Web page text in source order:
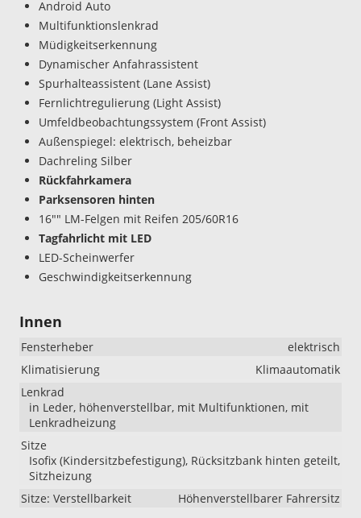
Android Auto
Multifunktionslenkrad
Müdigkeitserkennung
Dynamischer Anfahrassistent
Spurhalteassistent (Lane Assist)
Fernlichtregulierung (Light Assist)
Umfeldbeobachtungssystem (Front Assist)
Außenspiegel: elektrisch, beheizbar
Dachreling Silber
Rückfahrkamera
Parksensoren hinten
16"" LM-Felgen mit Reifen 205/60R16
Tagfahrlicht mit LED
LED-Scheinwerfer
Geschwindigkeitserkennung
Innen
Fensterheber
elektrisch
Klimatisierung
Klimaautomatik
Lenkrad
in Leder, höhenverstellbar, mit Multifunktionen, mit
Lenkradheizung
Sitze
Isofix (Kindersitzbefestigung), Rücksitzbank hinten geteilt,
Sitzheizung
Sitze: Verstellbarkeit
Höhenverstellbarer Fahrersitz